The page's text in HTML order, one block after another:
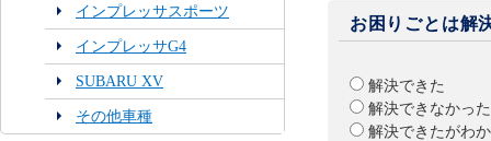
インプレッサスポーツ
インプレッサG4
SUBARU XV
その他車種
お困りごとは解
解決できた
解決できなかった
解決できたがわ